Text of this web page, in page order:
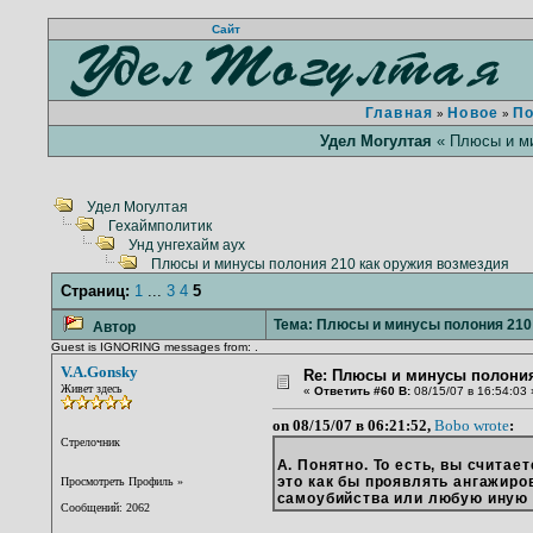
Сайт
Главная » Новое »
Удел Могултая « Плюсы и
Удел Могултая
Гехаймполитик
Унд унгехайм аух
Плюсы и минусы полония 210 как оружия возмездия
Страниц: 1... 3 4 5
Автор Тема: Плюсы и минусы полония 210
Guest is IGNORING messages from: .
V.A.Gonsky
Живет здесь
Стрелочник
Просмотреть Профиль»
Сообщений: 2062
Re: Плюсы и минусы
« Ответить #60 В:08/15/07 в 16:54:03
on 08/15/07 в 06:21:52, Bobo wrote:
А. Понятно. То есть, вы
это как бы проявлять
самоубийства или любую иную